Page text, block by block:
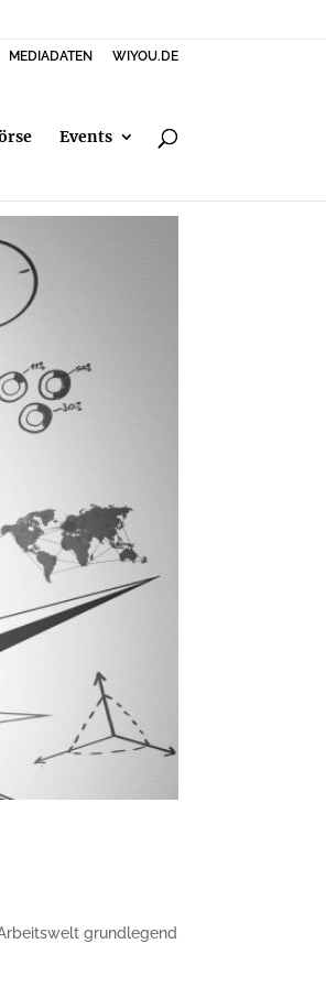
MEDIADATEN WIYOU.DE
Events
grundlegend